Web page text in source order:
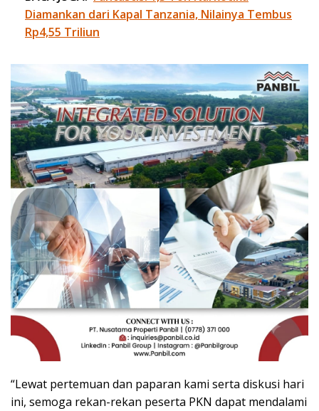
Diamankan dari Kapal Tanzania, Nilainya Tembus
Rp4,55 Triliun
“Lewat pertemuan dan paparan kami serta diskusi hari
ini, semoga rekan-rekan peserta PKN dapat mendalami